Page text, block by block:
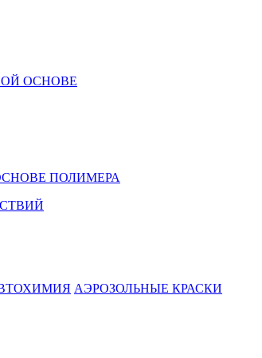
ОСНОВЕ
ПОЛИМЕРА
АЭРОЗОЛЬНЫЕ КРАСКИ